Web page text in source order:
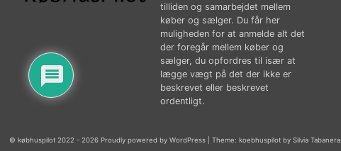
tilliden og samarbejdet mellem
køber og sælger. Du får her
muligheden for at anmelde alt det
der foregår mellem køber og
sælger, du opfordres til især at
lægge vægt på det der ikke er
beskrevet eller beskrevet
ordentligt.
© købhuspilot 2022 - 2026 Proudly powered by WordPress Theme: koebhuspilot by Silvia Tabanera.